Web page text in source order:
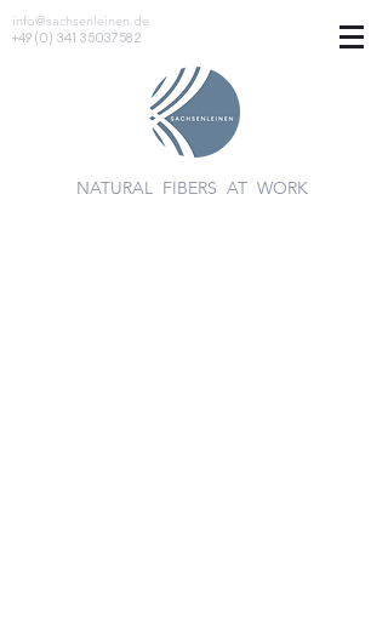
info@sachsenleinen.de
+49 (0) 341 35037582
NATURAL FIBERS AT WORK